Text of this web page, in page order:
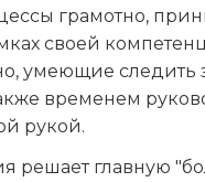
грамотно,
своей
умеющие следить
временем
рукой.
решает главную